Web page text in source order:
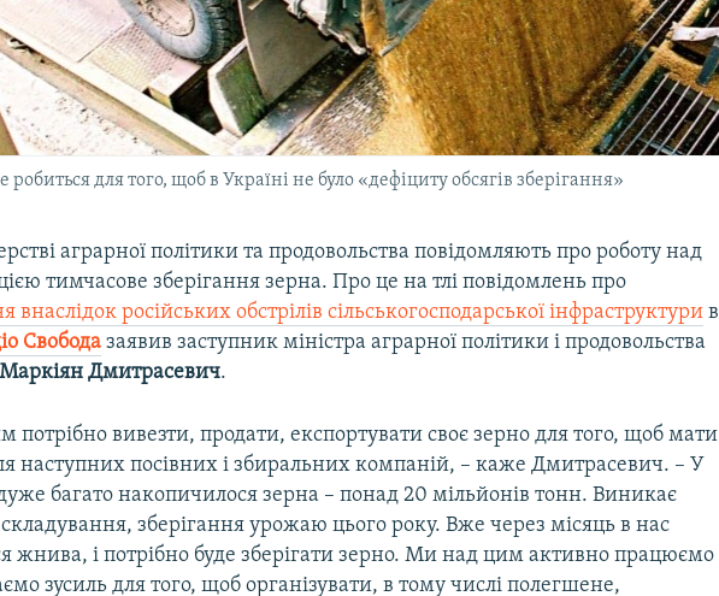
для того, щоб в Україні не було «дефіциту обсягів зберігання»
аграрної політики та продовольства повідомляють про роботу над
тимчасове зберігання зерна. Про це на тлі повідомлень про
російських обстрілів сільськогосподарської інфраструктури в
Свобода заявив заступник міністра аграрної політики і продовольства
Маркіян Дмитрасевич.
потрібно вивезти, продати, експортувати своє зерно для того, щоб мати
наступних посівних і збиральних компаній, – каже Дмитрасевич. – У
багато накопичилося зерна – понад 20 мільйонів тонн. Виникає
зберігання урожаю цього року. Вже через місяць в нас
жнива, і потрібно буде зберігати зерно. Ми над цим активно працюємо
зусиль для того, щоб організувати, в тому числі полегшене,